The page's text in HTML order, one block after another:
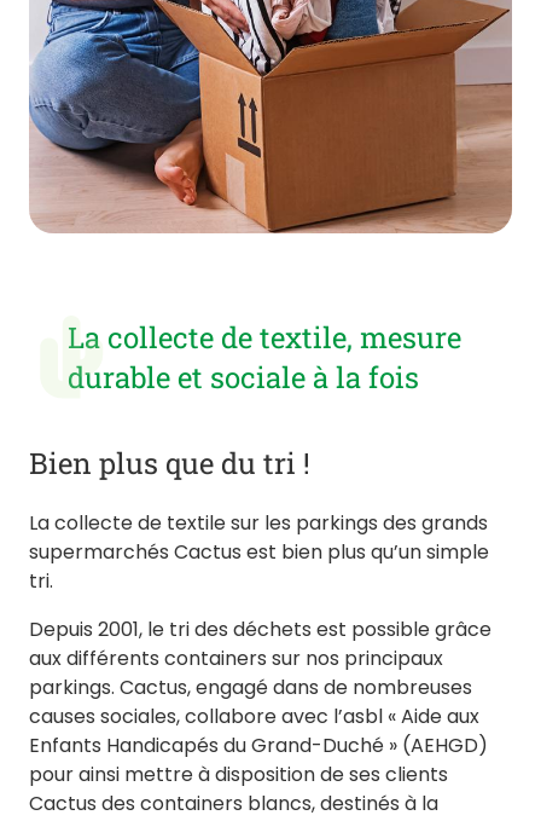
La collecte de textile, mesure
durable et sociale à la fois
Bien plus que du tri !
La collecte de textile sur les parkings des grands
supermarchés Cactus est bien plus qu’un simple
tri.
Depuis 2001, le tri des déchets est possible grâce
aux différents containers sur nos principaux
parkings. Cactus, engagé dans de nombreuses
causes sociales, collabore avec l’asbl « Aide aux
Enfants Handicapés du Grand-Duché » (AEHGD)
pour ainsi mettre à disposition de ses clients
Cactus des containers blancs, destinés à la